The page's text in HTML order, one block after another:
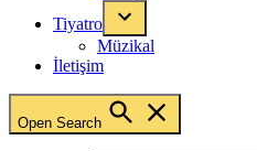
Tiyatro
Müzikal
İletişim
Open Search